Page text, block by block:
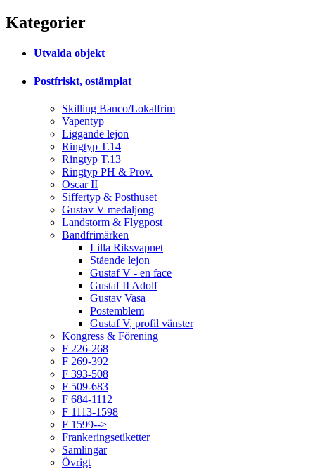
Kategorier
Utvalda objekt
Postfriskt, ostämplat
Skilling Banco/Lokalfrim
Vapentyp
Liggande lejon
Ringtyp T.14
Ringtyp T.13
Ringtyp PH & Prov.
Oscar II
Siffertyp & Posthuset
Gustav V medaljong
Landstorm & Flygpost
Bandfrimärken
Lilla Riksvapnet
Stående lejon
Gustaf V - en face
Gustaf II Adolf
Gustav Vasa
Postemblem
Gustaf V, profil vänster
Kongress & Förening
F 226-268
F 269-392
F 393-508
F 509-683
F 684-1112
F 1113-1598
F 1599-->
Frankeringsetiketter
Samlingar
Övrigt